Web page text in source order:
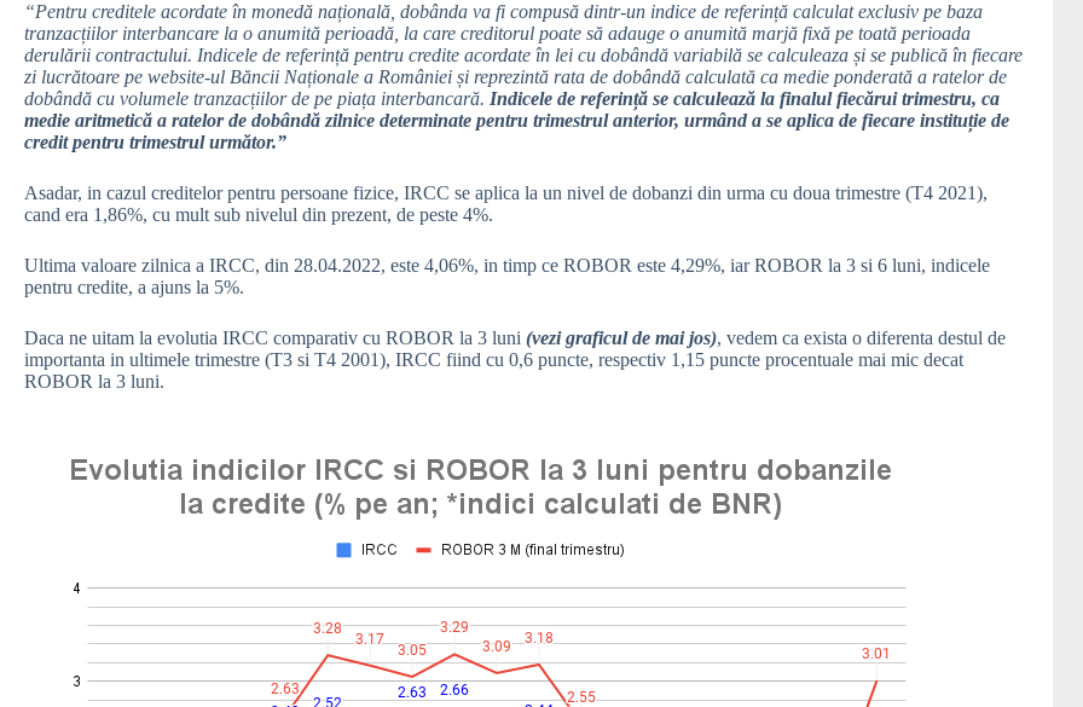
“Pentru creditele acordate în monedă națională, dobânda va fi compusă dintr-un indice de referință calculat exclusiv pe baza
tranzacțiilor interbancare la o anumită perioadă, la care creditorul poate să adauge o anumită marjă fixă pe toată perioada
derulării contractului. Indicele de referință pentru credite acordate în lei cu dobândă variabilă se calculeaza și se publică în fiecare
zi lucrătoare pe website-ul Băncii Naționale a României și reprezintă rata de dobândă calculată ca medie ponderată a ratelor de
dobândă cu volumele tranzacțiilor de pe piața interbancară. Indicele de referință se calculează la finalul fiecărui trimestru, ca
medie aritmetică a ratelor de dobândă zilnice determinate pentru trimestrul anterior, urmând a se aplica de fiecare instituție de
credit pentru trimestrul următor.”
Asadar, in cazul creditelor pentru persoane fizice, IRCC se aplica la un nivel de dobanzi din urma cu doua trimestre (T4 2021),
cand era 1,86%, cu mult sub nivelul din prezent, de peste 4%.
Ultima valoare zilnica a IRCC, din 28.04.2022, este 4,06%, in timp ce ROBOR este 4,29%, iar ROBOR la 3 si 6 luni, indicele
pentru credite, a ajuns la 5%.
Daca ne uitam la evolutia IRCC comparativ cu ROBOR la 3 luni (vezi graficul de mai jos), vedem ca exista o diferenta destul de
importanta in ultimele trimestre (T3 si T4 2001), IRCC fiind cu 0,6 puncte, respectiv 1,15 puncte procentuale mai mic decat
ROBOR la 3 luni.